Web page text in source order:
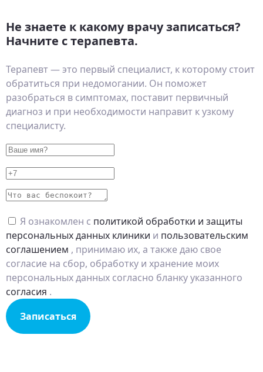
Не знаете к какому врачу записаться?
Начните с терапевта.
Терапевт — это первый специалист, к которому стоит
обратиться при недомогании. Он поможет
разобраться в симптомах, поставит первичный
диагноз и при необходимости направит к узкому
специалисту.
Я ознакомлен с политикой обработки и защиты
персональных данных клиники и пользовательским
соглашением , принимаю их, а также даю свое
согласие на сбор, обработку и хранение моих
персональных данных согласно бланку указанного
согласия .
Записаться